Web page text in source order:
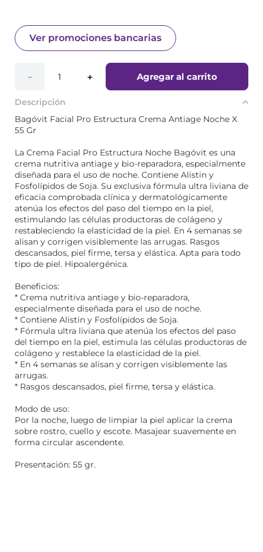
Ver promociones bancarias
＋
－ Agregar al carrito
Descripción
Bagóvit Facial Pro Estructura Crema Antiage Noche X
55 Gr
La Crema Facial Pro Estructura Noche Bagóvit es una
crema nutritiva antiage y bio-reparadora, especialmente
diseñada para el uso de noche. Contiene Alistin y
Fosfolípidos de Soja. Su exclusiva fórmula ultra liviana de
eficacia comprobada clínica y dermatológicamente
atenúa los efectos del paso del tiempo en la piel,
estimulando las células productoras de colágeno y
restableciendo la elasticidad de la piel. En 4 semanas se
alisan y corrigen visiblemente las arrugas. Rasgos
descansados, piel firme, tersa y elástica. Apta para todo
tipo de piel. Hipoalergénica.
Beneficios:
* Crema nutritiva antiage y bio-reparadora,
especialmente diseñada para el uso de noche.
* Contiene Alistin y Fosfolípidos de Soja.
* Fórmula ultra liviana que atenúa los efectos del paso
del tiempo en la piel, estimula las células productoras de
colágeno y restablece la elasticidad de la piel.
* En 4 semanas se alisan y corrigen visiblemente las
arrugas.
* Rasgos descansados, piel firme, tersa y elástica.
Modo de uso:
Por la noche, luego de limpiar la piel aplicar la crema
sobre rostro, cuello y escote. Masajear suavemente en
forma circular ascendente.
Presentación: 55 gr.